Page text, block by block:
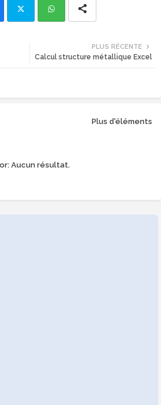
ats
PLUS RÉCENTE
Calcul structure métallique Excel
Plus d'éléments
Aucun résultat.